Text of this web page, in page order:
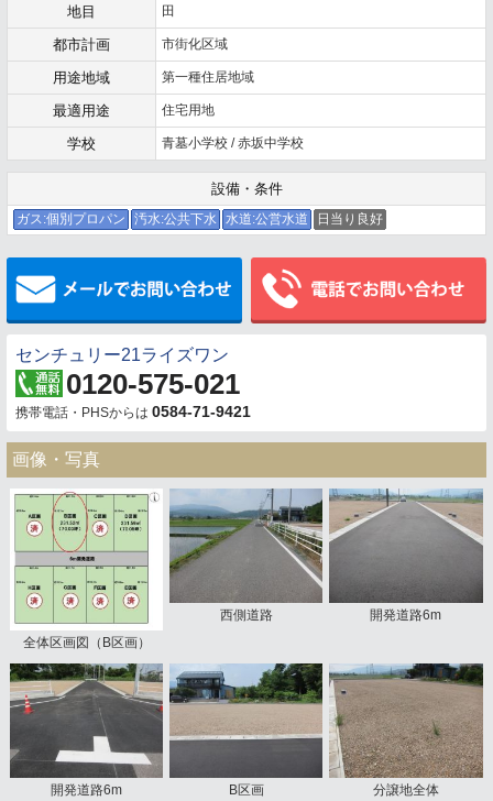
地目 田
都市計画 市街化区域
用途地域 第一種住居地域
最適用途 住宅用地
学校 青墓小学校 / 赤坂中学校
設備・条件
ガス:個別プロパン 汚水:公共下水 水道:公営水道 日当り良好
メールでお問い合わせ
センチュリー21ライズワン
0120-575-021
携帯電話・PHSからは 0584-71-9421
画像・写真
全体区画図（B区画）
西側道路 開発道路6m
開発道路6m B区画 分譲地全体